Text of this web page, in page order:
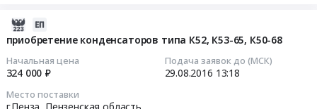
приобретение конденсаторов типа К52, К53-65, К50-68
Начальная цена
324 000 ₽
Подача заявок до (МСК)
29.08.2016 13:18
Место поставки